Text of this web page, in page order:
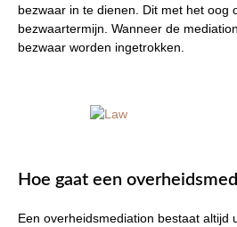
bezwaar in te dienen. Dit met het oog
bezwaartermijn. Wanneer de
bezwaar worden ingetrokken.
Hoe gaat een
Een overheidsmediation bestaat altijd